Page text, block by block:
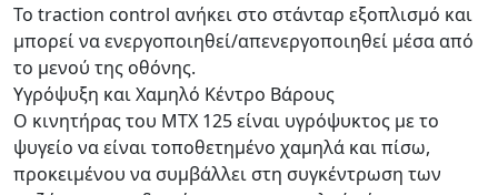
To traction control ανήκει στο στάνταρ εξοπλισμό και
μπορεί να ενεργοποιηθεί/απενεργοποιηθεί μέσα από
το μενού της οθόνης.
Υγρόψυξη και Χαμηλό Κέντρο Βάρους
Ο κινητήρας του ΜΤΧ 125 είναι υγρόψυκτος με το
ψυγείο να είναι τοποθετημένο χαμηλά και πίσω,
προκειμένου να συμβάλλει στη συγκέντρωση των